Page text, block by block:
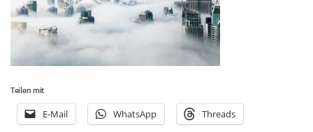
Teilen mit
E-Mail WhatsApp Threads